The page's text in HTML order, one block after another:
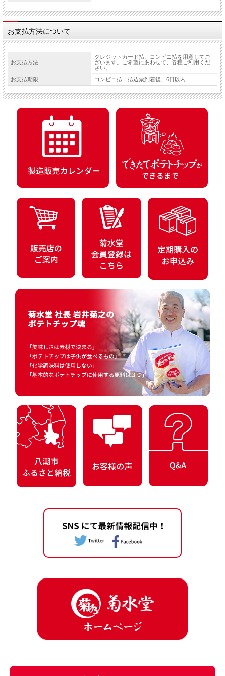
お支払方法について
お支払方法
クレジットカード払、コンビニ払を用意してご
ざいます。ご希望にあわせて、各種ご利用くだ
さい。
お支払期限
コンビニ払：払込票到着後、6日以内